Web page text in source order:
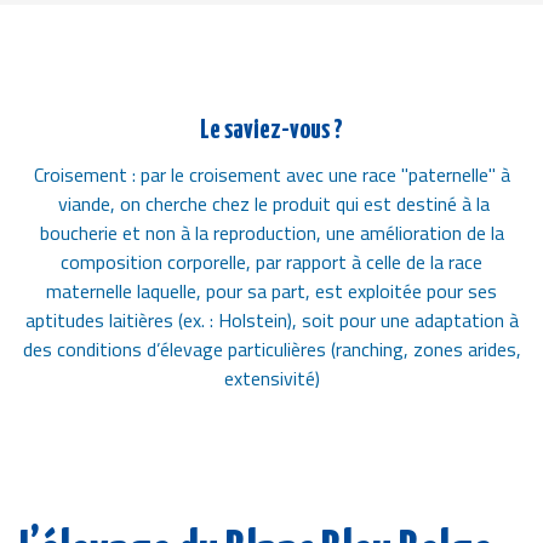
Le saviez-vous ?
Croisement : par le croisement avec une race "paternelle" à
viande, on cherche chez le produit qui est destiné à la
boucherie et non à la reproduction, une amélioration de la
composition corporelle, par rapport à celle de la race
maternelle laquelle, pour sa part, est exploitée pour ses
aptitudes laitières (ex. : Holstein), soit pour une adaptation à
des conditions d’élevage particulières (ranching, zones arides,
extensivité)